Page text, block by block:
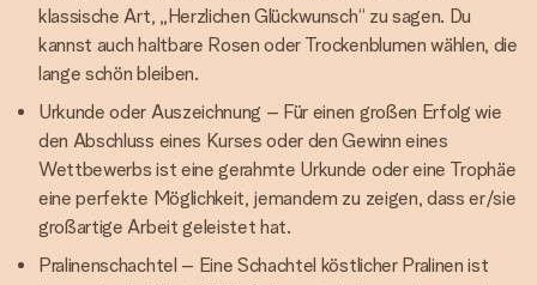
klassische Art, „Herzlichen Glückwunsch“ zu sagen. Du
kannst auch haltbare Rosen oder Trockenblumen wählen, die
lange schön bleiben.
Urkunde oder Auszeichnung – Für einen großen Erfolg wie
den Abschluss eines Kurses oder den Gewinn eines
Wettbewerbs ist eine gerahmte Urkunde oder eine Trophäe
eine perfekte Möglichkeit, jemandem zu zeigen, dass er/sie
großartige Arbeit geleistet hat.
Pralinenschachtel – Eine Schachtel köstlicher Pralinen ist